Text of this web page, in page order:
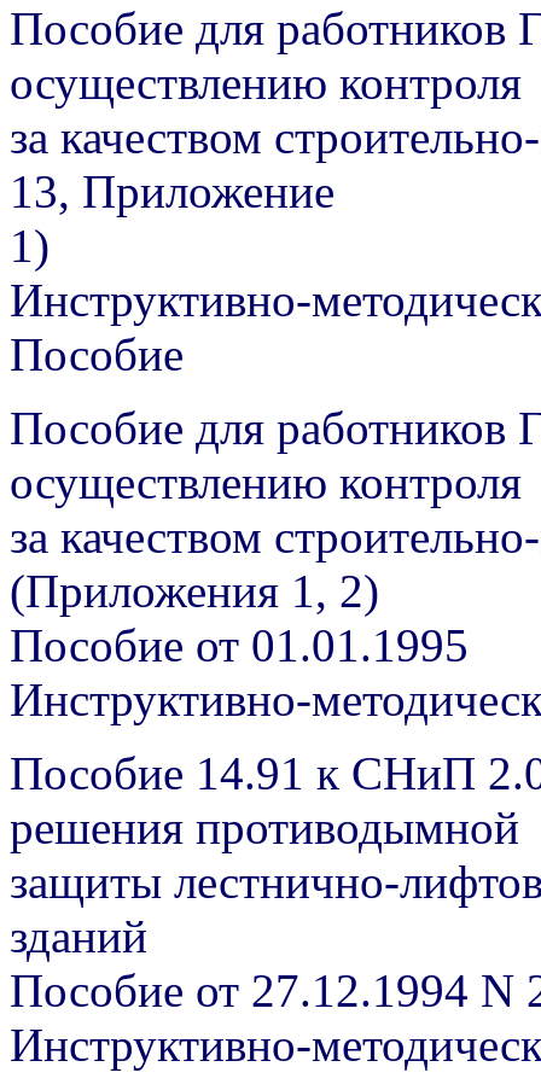
Пособие для работников
осуществлению контроля
за качеством
13, Приложение
1)
Инструктивно-
Пособие
Пособие для работников
осуществлению контроля
за качеством
(Приложения 1, 2)
Пособие от 01.01.1995
Инструктивно-
Пособие 14.91 к СНиП
решения противодымной
защиты лестнично-
зданий
Пособие от 27.12.1994 N
Инструктивно-